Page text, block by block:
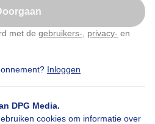
met de gebruikers- privacy- en
Inloggen
DPG Media.
cookies om informatie over
kunstijsbaan, het deel
12-2023, 100x bekeken
dit aan te passen